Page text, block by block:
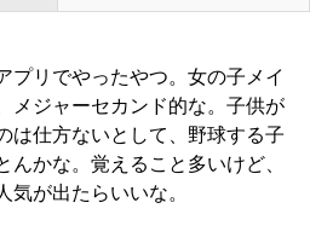
プリでやったやつ。女の子メイ
メジャーセカンド的な。子供が
は仕方ないとして、野球する子
んかな。覚えること多いけど、
気が出たらいいな。